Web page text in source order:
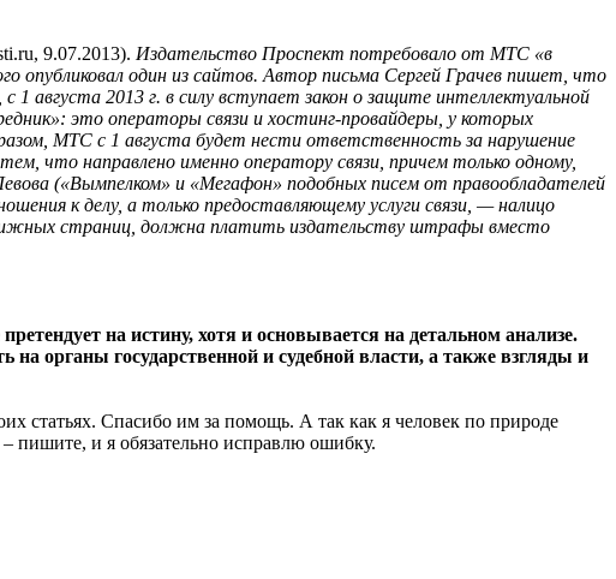
9.07.2013). Издательство Проспект потребовало от МТС «в
опубликовал один из сайтов. Автор письма Сергей Грачев пишет, что
августа 2013 г. в силу вступает закон о защите интеллектуальной
это операторы связи и хостинг-провайдеры, у которых
МТС с 1 августа будет нести ответственность за нарушение
что направлено именно оператору связи, причем только одному,
(«Вымпелком» и «Мегафон» подобных писем от правообладателей
к делу, а только предоставляющему услуги связи, — налицо
страниц, должна платить издательству штрафы вместо
на истину, хотя и основывается на детальном анализе.
органы государственной и судебной власти, а также взгляды и
статьях. Спасибо им за помощь. А так как я человек по природе
пишите, и я обязательно исправлю ошибку.